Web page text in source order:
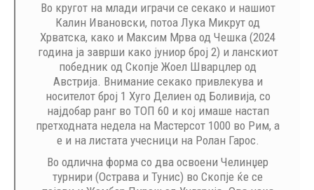
Во кругот на млади играчи се секако и нашиот
Калин Ивановски, потоа Лука Микрут од
Хрватска, како и Максим Мрва од Чешка (2024
година ја заврши како јуниор број 2) и ланскиот
победник од Скопје Жоел Шварцлер од
Австрија. Внимание секако привлекува и
носителот број 1 Хуго Делиен од Боливија, со
најдобар ранг во ТОП 60 и кој имаше настап
претходната недела на Мастерсот 1000 во Рим, а
е и на листата учесници на Ролан Гарос.
Во одлична форма со два освоени Челинџер
турнири (Острава и Тунис) во Скопје ќе се